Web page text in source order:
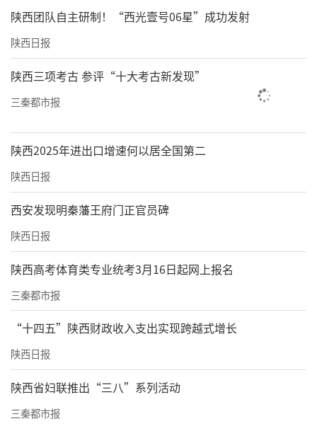
陕西团队自主研制！“西光壹号06星”成功发射
陕西日报
陕西三项考古 参评“十大考古新发现”
三秦都市报
陕西2025年进出口增速何以居全国第二
陕西日报
西安发现明秦藩王府门正官员碑
陕西日报
陕西高考体育类专业统考3月16日起网上报名
三秦都市报
“十四五”陕西财政收入支出实现跨越式增长
陕西日报
陕西省妇联推出“三八”系列活动
三秦都市报